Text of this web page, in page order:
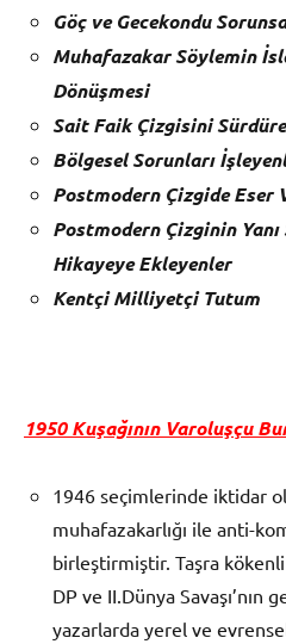
Göç ve Gecekondu
Muhafazakar Söylemin
Dönüşmesi
Sait Faik Çizgisini
Bölgesel Sorunları
Postmodern Çizgide Eser
Postmodern Çizginin
Hikayeye Ekleyenler
Kentçi Milliyetçi Tutum
1950 Kuşağının Varoluşçu
1946 seçimlerinde iktidar
muhafazakarlığı ile anti-
birleştirmiştir. Taşra
DP ve II.Dünya Savaşı’nın
yazarlarda yerel ve